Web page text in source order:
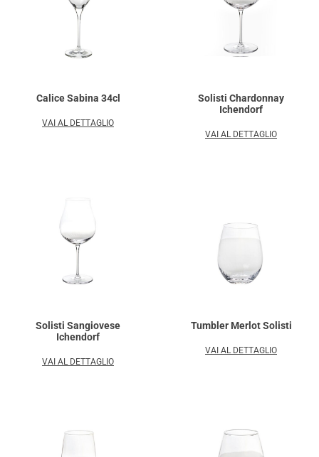
Calice Sabina 34cl
VAI AL DETTAGLIO
Solisti Chardonnay
Ichendorf
VAI AL DETTAGLIO
Solisti Sangiovese
Ichendorf
VAI AL DETTAGLIO
Tumbler Merlot Solisti
VAI AL DETTAGLIO